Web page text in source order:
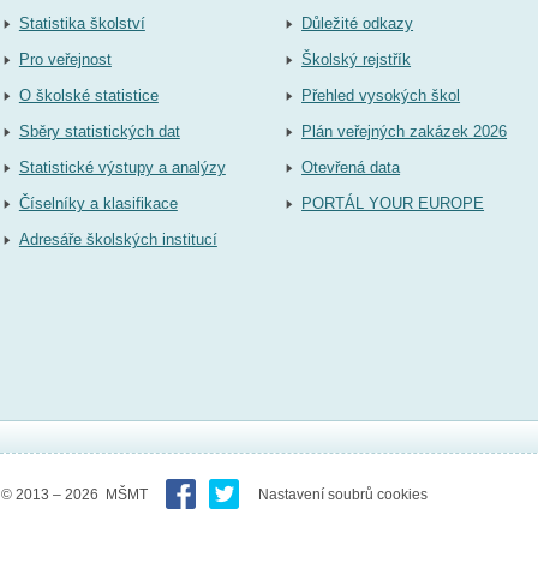
Statistika školství
Pro veřejnost
O školské statistice
Sběry statistických dat
Statistické výstupy a analýzy
Číselníky a klasifikace
Adresáře školských institucí
Důležité odkazy
Školský rejstřík
Přehled vysokých škol
Plán veřejných zakázek 2026
Otevřená data
PORTÁL YOUR EUROPE
© 2013 – 2026 MŠMT Nastavení soubrů cookies